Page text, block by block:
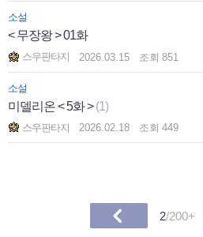
소설
< 무장왕 > 01화
스우판타지 2026.03.15 조회 851
소설
미델리온 < 5화 > (1)
스우판타지 2026.02.18 조회 449
2/200+